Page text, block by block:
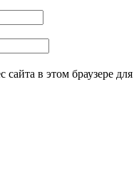
в этом браузере для